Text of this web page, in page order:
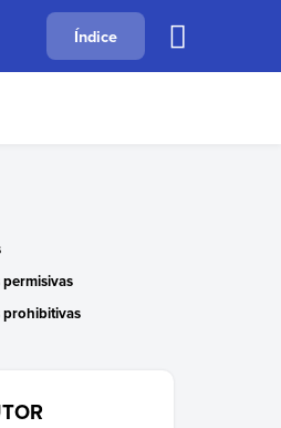
B C F
Índice
prohibitivas